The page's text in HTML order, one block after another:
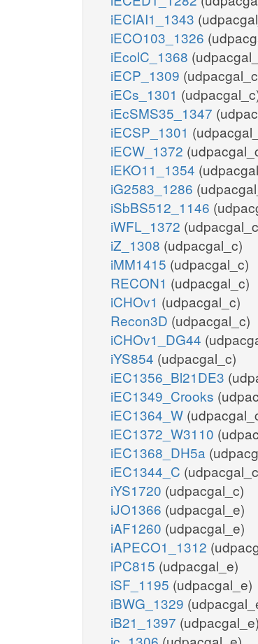
iECIAI1_1343
iECO103_1326
iEcolC_1368
iECP_1309
iECs_1301
iEcSMS35_1347
iECSP_1301
iECW_1372
iEKO11_1354
iG2583_1286
iSbBS512_1146
iWFL_1372
iZ_1308 (udpacgal_c)
iMM1415 (udpacgal_c)
RECON1 (udpacgal_c)
iCHOv1 (udpacgal_c)
Recon3D (udpacgal_c)
iCHOv1_DG44
iYS854 (udpacgal_c)
iEC1356_Bl21DE3
iEC1349_Crooks
iEC1364_W
iEC1372_W3110
iEC1368_DH5a
iEC1344_C
iYS1720 (udpacgal_c)
iJO1366 (udpacgal_e)
iAF1260 (udpacgal_e)
iAPECO1_1312
iPC815 (udpacgal_e)
iSF_1195 (udpacgal_e)
iBWG_1329
iB21_1397 (udpacgal_e)